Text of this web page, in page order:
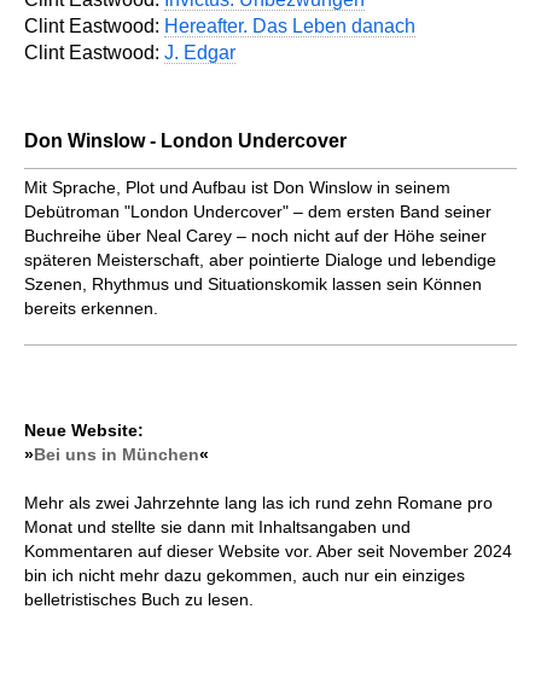
Clint Eastwood: Hereafter. Das Leben danach
Clint Eastwood: J. Edgar
Don Winslow - London Undercover
Mit Sprache, Plot und Aufbau ist Don Winslow in seinem
Debütroman "London Undercover" – dem ersten Band seiner
Buchreihe über Neal Carey – noch nicht auf der Höhe seiner
späteren Meisterschaft, aber pointierte Dialoge und lebendige
Szenen, Rhythmus und Situationskomik lassen sein Können
bereits erkennen.
Neue Website:
»Bei uns in München«
Mehr als zwei Jahrzehnte lang las ich rund zehn Romane pro
Monat und stellte sie dann mit Inhaltsangaben und
Kommentaren auf dieser Website vor. Aber seit November 2024
bin ich nicht mehr dazu gekommen, auch nur ein einziges
belletristisches Buch zu lesen.